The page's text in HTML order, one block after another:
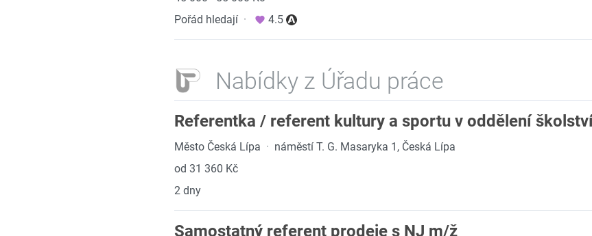
Pořád hledají · 4.5
Nabídky z Úřadu práce
Referentka / referent kultury a sportu v oddělení
Město Česká Lípa · náměstí T. G. Masaryka 1, Česká Lípa
od 31 360 Kč
2 dny
Samostatný referent prodeje s NJ m/ž